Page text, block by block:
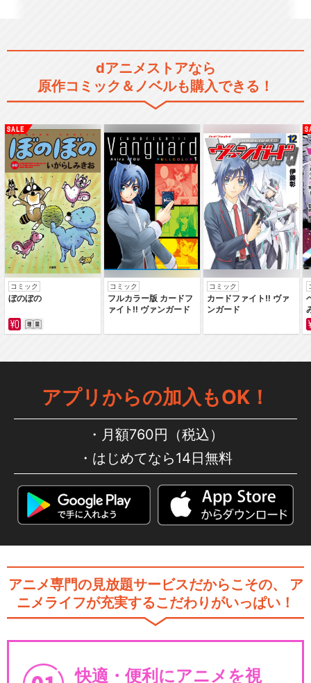
dアニメストアなら
原作コミック＆ノベルも購入できる！
コミック
ぼのぼの
コミック
フルカラー版 カードフ
ァイト‼ ヴァンガード
コミック
カードファイト‼ ヴァ
ンガード
アプリからの加入もOK！
月額760円（税込）
はじめてなら14日無料
アニメ専門の見放題サービスだからこその、
ア
ニメライフが充実するこだわりがいっぱい！
快適・便利にアニメを視